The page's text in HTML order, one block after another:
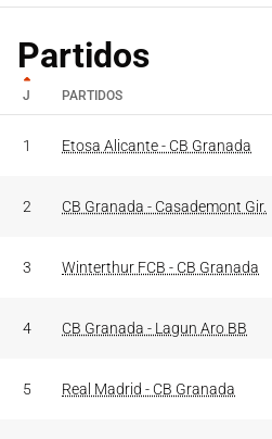
Partidos
J PARTIDOS
1 Etosa Alicante - CB Granada
2 CB Granada - Casademont Gir.
3 Winterthur FCB - CB Granada
4 CB Granada - Lagun Aro BB
5 Real Madrid - CB Granada